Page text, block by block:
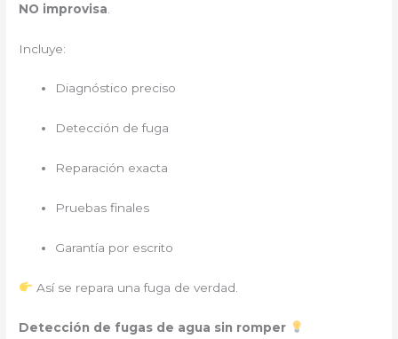
NO improvisa
Incluye:
Diagnóstico preciso
Detección de fuga
Reparación exacta
Pruebas finales
Garantía por escrito
Así se repara una fuga de verdad.
Detección de fugas de agua sin romper